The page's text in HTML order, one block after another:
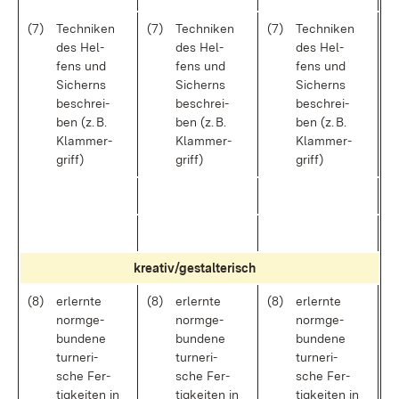
(7)
Tech­ni­ken
des Hel­
fens und
Si­cherns
be­schrei­
ben (z. B.
Klam­mer­
griff)
(7)
Tech­ni­ken
des Hel­
fens und
Si­cherns
be­schrei­
ben (z. B.
Klam­mer­
griff)
(7)
Tech­ni­ken
des Hel­
fens und
Si­cherns
be­schrei­
ben (z. B.
Klam­mer­
griff)
krea­ti­v/ge­stal­te­risch
(8)
er­lern­te
norm­ge­
bun­de­ne
tur­ne­ri­
sche Fer­
tig­kei­ten in
(8)
er­lern­te
norm­ge­
bun­de­ne
tur­ne­ri­
sche Fer­
tig­kei­ten in
(8)
er­lern­te
norm­ge­
bun­de­ne
tur­ne­ri­
sche Fer­
tig­kei­ten in